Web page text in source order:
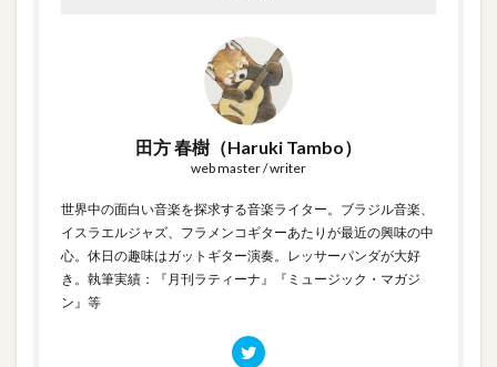
田方 春樹（Haruki Tambo）
web master / writer
世界中の面白い音楽を探求する音楽ライター。ブラジル音楽、
イスラエルジャズ、フラメンコギターあたりが最近の興味の中
心。休日の趣味はガットギター演奏。レッサーパンダが大好
き。執筆実績：『月刊ラティーナ』『ミュージック・マガジ
ン』等